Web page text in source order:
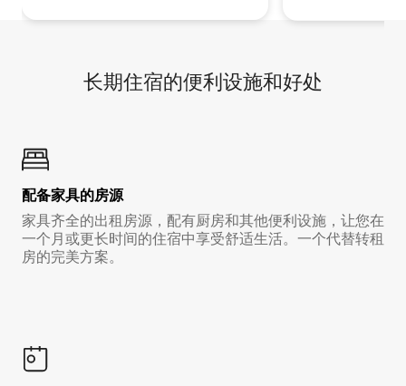
长期住宿的便利设施和好处
配备家具的房源
家具齐全的出租房源，配有厨房和其他便利设施，让您在
一个月或更长时间的住宿中享受舒适生活。一个代替转租
房的完美方案。